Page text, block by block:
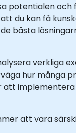
potentialen och
du kan få
bästa
verkliga
hur många
att
att vara